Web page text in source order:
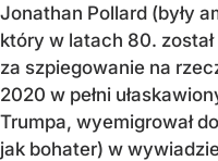
Jonathan Pollard (były
który w latach 80.
za szpiegowanie na
2020 w pełni
Trumpa, wyemigrował
jak bohater) w